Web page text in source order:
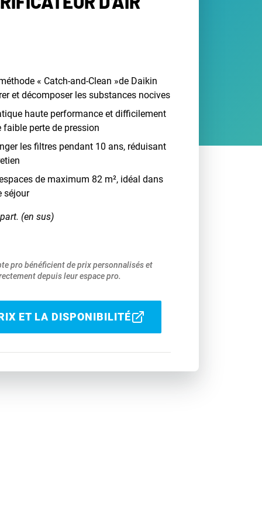
« Catch-and-Clean »de Daikin
et décomposer les substances nocives
haute performance et difficilement
perte de pression
les filtres pendant 10 ans, réduisant
de maximum 82 m², idéal dans
séjour
(en sus)
pro bénéficient de prix personnalisés et
depuis leur espace pro.
ET LA DISPONIBILITÉ